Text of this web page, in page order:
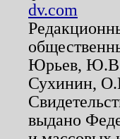
dv.com
Юрьев, Ю.В.
Сухинин,
выдано